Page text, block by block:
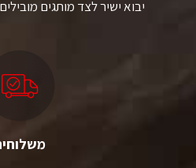
יבוא ישיר לצד מותגים